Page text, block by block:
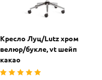
Кресло Луц/Lutz хром
велюр/букле, vt шейп
какао